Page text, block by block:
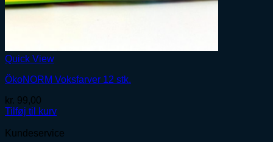
Quick View
ÖkoNORM Voksfarver 12 stk.
kr. 99,00
Tilføj til kurv
Kundeservice